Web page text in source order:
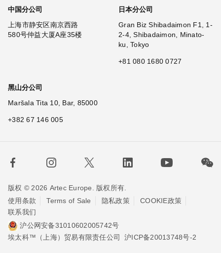
中国分公司
上海市静安区南京西路
580号仲益大厦A座35楼
日本分公司
Gran Biz Shibadaimon F1, 1-
2-4, Shibadaimon, Minato-
ku, Tokyo
+81 080 1680 0727
黑山分公司
Maršala Tita 10, Bar, 85000
+382 67 146 005
版权 © 2026 Artec Europe. 版权所有.
使用条款
Terms of Sale 隐私政策
COOKIE政策
联系我们
沪公网安备31010602005742号
埃太科™（上海）贸易有限责任公司
沪ICP备20013748号-2